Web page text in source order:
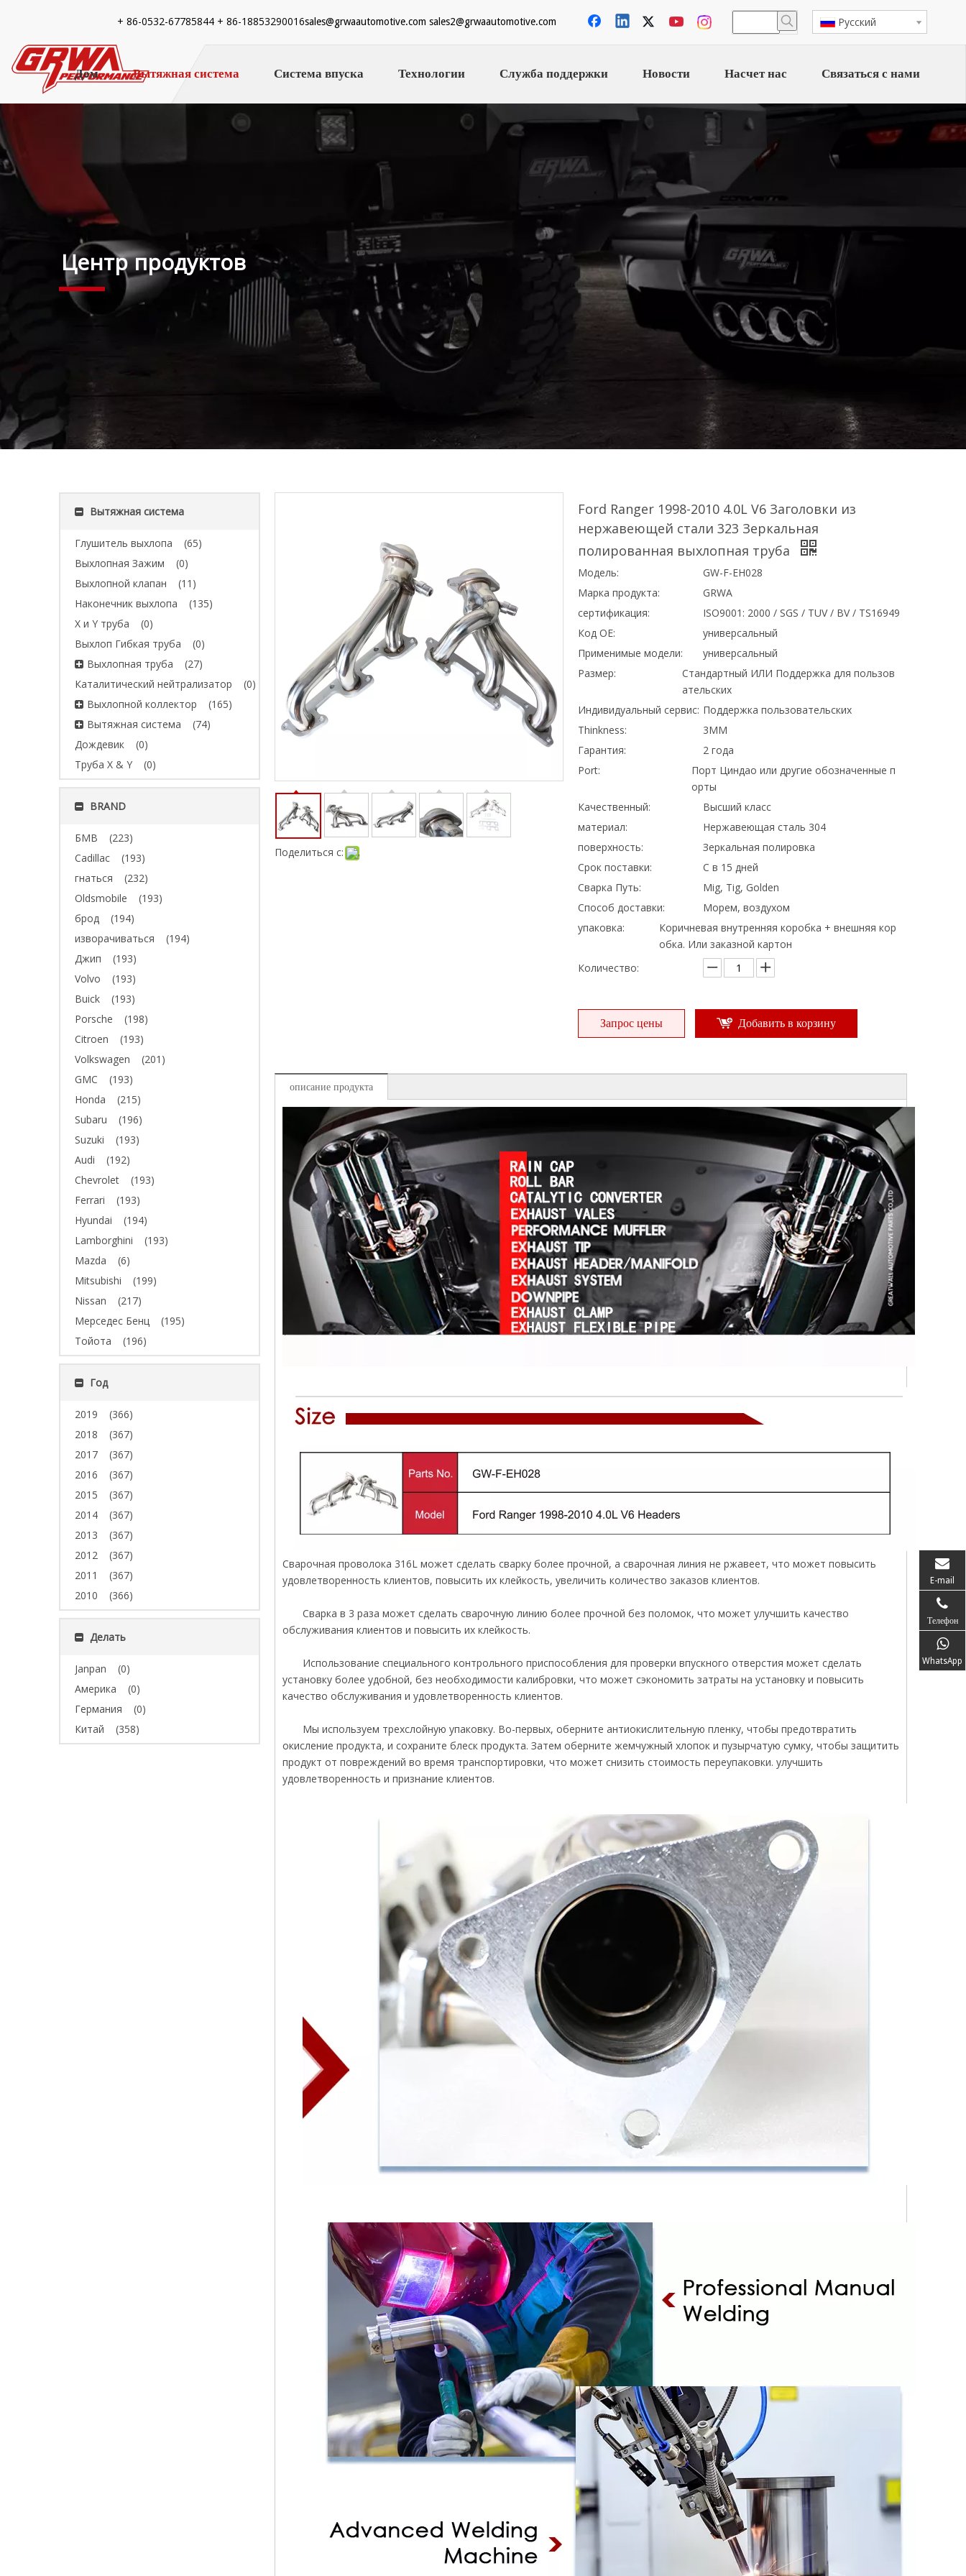
+ 86-0532-67785844 + 86-18853290016sales@grwaautomotive.com sales2@grwaautomotive.com Pусский
Дом Вытяжная система Система впуска Технологии Служба поддержки Новости Насчет нас Связаться с нами
Центр продуктов
Вытяжная система
Глушитель выхлопа
(65)
Выхлопная Зажим
(0)
Выхлопной клапан
(11)
Наконечник выхлопа
(135)
X и Y труба
(0)
Выхлоп Гибкая труба
(0)
Выхлопная труба
(27)
Каталитический нейтрализатор
(0)
Выхлопной коллектор
(165)
Вытяжная система
(74)
Дождевик
(0)
Труба X & Y
(0)
BRAND
БМВ
(223)
Cadillac
(193)
гнаться
(232)
Oldsmobile
(193)
брод
(194)
изворачиваться
(194)
Джип
(193)
Volvo
(193)
Buick
(193)
Porsche
(198)
Citroen
(193)
Volkswagen
(201)
GMC
(193)
Honda
(215)
Subaru
(196)
Suzuki
(193)
Audi
(192)
Chevrolet
(193)
Ferrari
(193)
Hyundai
(194)
Lamborghini
(193)
Mazda
(6)
Mitsubishi
(199)
Nissan
(217)
Мерседес Бенц
(195)
Тойота
(196)
Год
2019
(366)
2018
(367)
2017
(367)
2016
(367)
2015
(367)
2014
(367)
2013
(367)
2012
(367)
2011
(367)
2010
(366)
Делать
Janpan
(0)
Америка
(0)
Германия
(0)
Китай
(358)
Поделиться с:
Ford Ranger 1998-2010 4.0L V6 Заголовки из
нержавеющей стали 323 Зеркальная
полированная выхлопная труба
Модель:
GW-F-EH028
Марка продукта:
GRWA
сертификация:
ISO9001: 2000 / SGS / TUV / BV / TS16949
Код OE:
универсальный
Применимые модели:
универсальный
Размер:
Стандартный ИЛИ Поддержка для пользов
ательских
Индивидуальный сервис: Поддержка пользовательских
Thinkness:
3MM
Гарантия:
2 года
Port:
Порт Циндао или другие обозначенные п
орты
Качественный:
Высший класс
материал:
Нержавеющая сталь 304
поверхность:
Зеркальная полировка
Срок поставки:
С в 15 дней
Сварка Путь:
Mig, Tig, Golden
Способ доставки:
Морем, воздухом
упаковка:
Коричневая внутренняя коробка + внешняя кор
обка. Или заказной картон
Количество:
Запрос цены Добавить в корзину
описание продукта
Сварочная проволока 316L может сделать сварку более прочной, а сварочная линия не ржавеет, что может повысить
удовлетворенность клиентов, повысить их клейкость, увеличить количество заказов клиентов.
Сварка в 3 раза может сделать сварочную линию более прочной без поломок, что может улучшить качество
обслуживания клиентов и повысить их клейкость.
Использование специального контрольного приспособления для проверки впускного отверстия может сделать
установку более удобной, без необходимости калибровки, что может сэкономить затраты на установку и повысить
качество обслуживания и удовлетворенность клиентов.
Мы используем трехслойную упаковку. Во-первых, оберните антиокислительную пленку, чтобы предотвратить
окисление продукта, и сохраните блеск продукта. Затем оберните жемчужный хлопок и пузырчатую сумку, чтобы защитить
продукт от повреждений во время транспортировки, что может снизить стоимость переупаковки. улучшить
удовлетворенность и признание клиентов.
E-mail
Телефон
WhatsApp